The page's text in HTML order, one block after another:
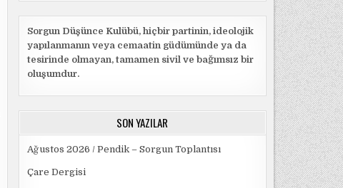
Sorgun Düşünce Kulübü, hiçbir partinin, ideolojik
yapılanmanın veya cemaatin güdümünde ya da
tesirinde olmayan, tamamen sivil ve bağımsız bir
oluşumdur.
SON YAZILAR
Ağustos 2026 / Pendik – Sorgun Toplantısı
Çare Dergisi